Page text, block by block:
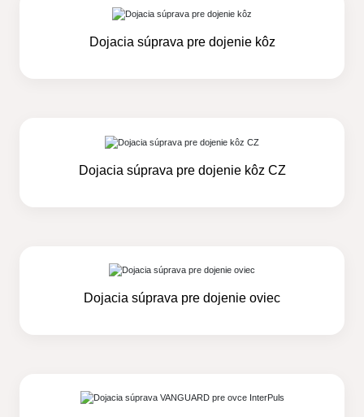
Dojacia súprava pre dojenie kôz
Dojacia súprava pre dojenie kôz CZ
Dojacia súprava pre dojenie oviec